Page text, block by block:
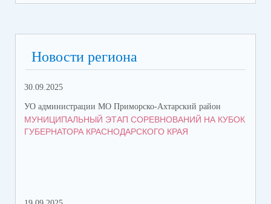
Новости региона
30.09.2025
УО администрации МО Приморско-Ахтарский район
МУНИЦИПАЛЬНЫЙ ЭТАП СОРЕВНОВАНИЙ НА КУБОК
ГУБЕРНАТОРА КРАСНОДАРСКОГО КРАЯ